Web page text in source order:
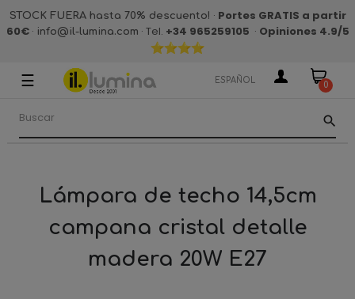
STOCK FUERA hasta 70% descuento! · Portes GRATIS a partir
60€· info@il-lumina.com · Tel. +34 965259105 · Opiniones 4.9/5
Navegación
palanca
☰ ESPAÑOL 0
search
Lámpara de techo 14,5cm
campana cristal detalle
madera 20W E27